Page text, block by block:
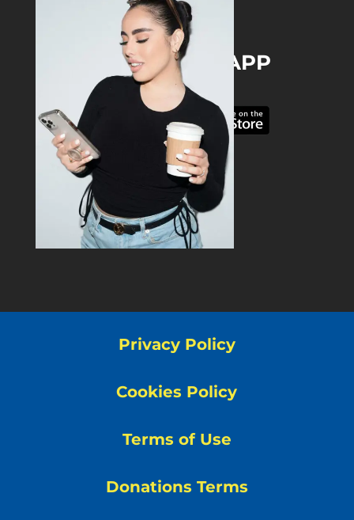
DOWNLOAD THE APP
Privacy Policy
Cookies Policy
Terms of Use
Donations Terms